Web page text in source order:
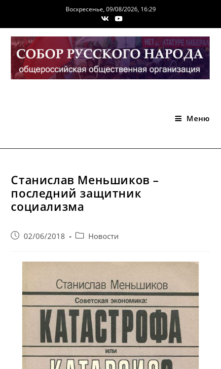
содержимому
Воскресенье, 09/08/2026, 16:29
Меню
Станислав Меньшиков –
последний защитник
социализма
Запись02/06/2018
PostНовости